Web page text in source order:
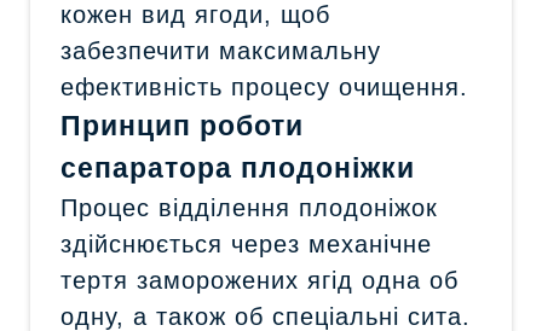
кожен вид ягоди, щоб
забезпечити максимальну
ефективність процесу очищення.
Принцип роботи
сепаратора плодоніжки
Процес відділення плодоніжок
здійснюється через механічне
тертя заморожених ягід одна об
одну, а також об спеціальні сита.